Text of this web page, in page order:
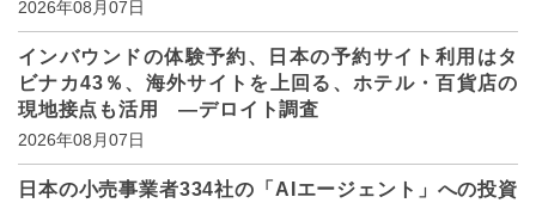
2026年08月07日
インバウンドの体験予約、日本の予約サイト利用はタ
ビナカ43％、海外サイトを上回る、ホテル・百貨店の
現地接点も活用 ―デロイト調査
2026年08月07日
日本の小売事業者334社の「AIエージェント」への投資